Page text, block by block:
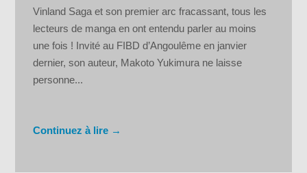
Vinland Saga et son premier arc fracassant, tous les
lecteurs de manga en ont entendu parler au moins
une fois ! Invité au FIBD d’Angoulême en janvier
dernier, son auteur, Makoto Yukimura ne laisse
personne...
Continuez à lire →